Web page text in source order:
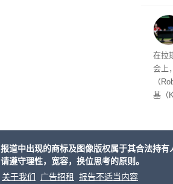
体
opa
与
当的
家科
网
在拉
会上
（
基（
机构
报道中出现的商标及图像版权属于其合法持
请遵守理性，宽容，换位思考的原则。
关于我们
广告招租
报告不适当内容